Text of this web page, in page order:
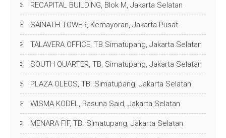
RECAPITAL BUILDING, Blok M, Jakarta Selatan
SAINATH TOWER, Kemayoran, Jakarta Pusat
TALAVERA OFFICE, TB Simatupang, Jakarta Selatan
SOUTH QUARTER, TB, Simatupang, Jakarta Selatan
PLAZA OLEOS, TB. Simatupang, Jakarta Selatan
WISMA KODEL, Rasuna Said, Jakarta Selatan
MENARA FIF, TB. Simatupang, Jakarta Selatan